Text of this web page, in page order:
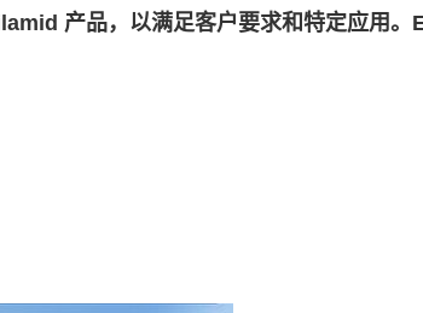
产品，以满足客户要求和特定应用。